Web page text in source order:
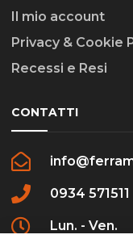
Il mio account
Privacy & Cookie
Recessi e Resi
CONTATTI
0934 571511
Lun. - Ven.